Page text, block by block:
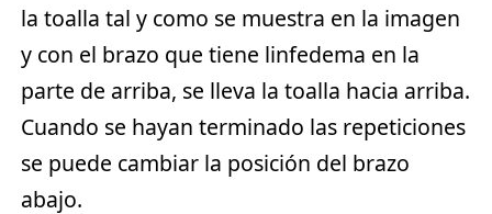
la toalla tal y como se muestra en la imagen
y con el brazo que tiene linfedema en la
parte de arriba, se lleva la toalla hacia arriba.
Cuando se hayan terminado las repeticiones
se puede cambiar la posición del brazo
abajo.